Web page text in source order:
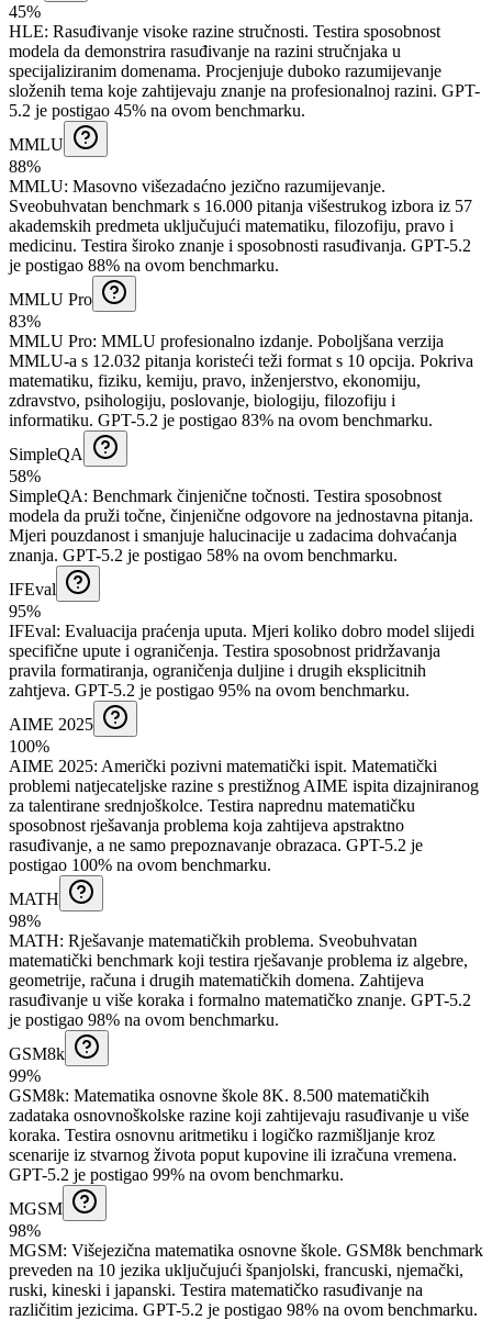
45%
HLE: Rasuđivanje visoke razine stručnosti. Testira sposobnost
modela da demonstrira rasuđivanje na razini stručnjaka u
specijaliziranim domenama. Procjenjuje duboko razumijevanje
složenih tema koje zahtijevaju znanje na profesionalnoj razini. GPT-
5.2 je postigao 45% na ovom benchmarku.
MMLU
88%
MMLU: Masovno višezadaćno jezično razumijevanje.
Sveobuhvatan benchmark s 16.000 pitanja višestrukog izbora iz 57
akademskih predmeta uključujući matematiku, filozofiju, pravo i
medicinu. Testira široko znanje i sposobnosti rasuđivanja. GPT-5.2
je postigao 88% na ovom benchmarku.
MMLU Pro
83%
MMLU Pro: MMLU profesionalno izdanje. Poboljšana verzija
MMLU-a s 12.032 pitanja koristeći teži format s 10 opcija. Pokriva
matematiku, fiziku, kemiju, pravo, inženjerstvo, ekonomiju,
zdravstvo, psihologiju, poslovanje, biologiju, filozofiju i
informatiku. GPT-5.2 je postigao 83% na ovom benchmarku.
SimpleQA
58%
SimpleQA: Benchmark činjenične točnosti. Testira sposobnost
modela da pruži točne, činjenične odgovore na jednostavna pitanja.
Mjeri pouzdanost i smanjuje halucinacije u zadacima dohvaćanja
znanja. GPT-5.2 je postigao 58% na ovom benchmarku.
IFEval
95%
IFEval: Evaluacija praćenja uputa. Mjeri koliko dobro model slijedi
specifične upute i ograničenja. Testira sposobnost pridržavanja
pravila formatiranja, ograničenja duljine i drugih eksplicitnih
zahtjeva. GPT-5.2 je postigao 95% na ovom benchmarku.
AIME 2025
100%
AIME 2025: Američki pozivni matematički ispit. Matematički
problemi natjecateljske razine s prestižnog AIME ispita dizajniranog
za talentirane srednjoškolce. Testira naprednu matematičku
sposobnost rješavanja problema koja zahtijeva apstraktno
rasuđivanje, a ne samo prepoznavanje obrazaca. GPT-5.2 je
postigao 100% na ovom benchmarku.
MATH
98%
MATH: Rješavanje matematičkih problema. Sveobuhvatan
matematički benchmark koji testira rješavanje problema iz algebre,
geometrije, računa i drugih matematičkih domena. Zahtijeva
rasuđivanje u više koraka i formalno matematičko znanje. GPT-5.2
je postigao 98% na ovom benchmarku.
GSM8k
99%
GSM8k: Matematika osnovne škole 8K. 8.500 matematičkih
zadataka osnovnoškolske razine koji zahtijevaju rasuđivanje u više
koraka. Testira osnovnu aritmetiku i logičko razmišljanje kroz
scenarije iz stvarnog života poput kupovine ili izračuna vremena.
GPT-5.2 je postigao 99% na ovom benchmarku.
MGSM
98%
MGSM: Višejezična matematika osnovne škole. GSM8k benchmark
preveden na 10 jezika uključujući španjolski, francuski, njemački,
ruski, kineski i japanski. Testira matematičko rasuđivanje na
različitim jezicima. GPT-5.2 je postigao 98% na ovom benchmarku.